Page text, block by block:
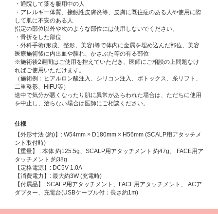
・通院して薬を服用中の人
・アレルギー体質、接触性皮膚炎等、皮膚に既往症のある人や使用に際
して肌に不安のある人
指定の部位以外や次のような部位には使用しないでください。
・骨折をした部位
・外科手術(形成、整形、美容)等で体内に金属を埋め込んだ部位、美容
医療施術後に内出血や腫れ、かさぶた等の有る部位
※施術後2週間はご使用を控えていただき、医師にご相談の上問題なけ
ればご使用いただけます。
（施術例：ヒアルロン酸注入、シリコン注入、ボトックス、糸リフト、
二重整形、HIFU等）
途中で気分が悪くなったり肌に異常があらわれた場合は、ただちに使用
を中止し、治らない場合は医師にご相談ください。
仕様
【外形寸法 (約)】: W54mm × D180mm × H56mm (SCALP用アタッチメ
ント取付時)
【重量】 : 本体 約125.5g、SCALP用アタッチメント 約47g、 FACE用ア
タッチメント 約38g
【定格電源】: DC5V 1.0A
【消費電力】: 最大約3W (充電時)
【付属品】: SCALP用アタッチメント、FACE用アタッチメント、 ACア
ダプター、充電台(USBケーブル付：長さ約1m)